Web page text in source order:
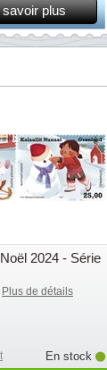
savoir plus
2024 - Série
Plus de détails
En stock